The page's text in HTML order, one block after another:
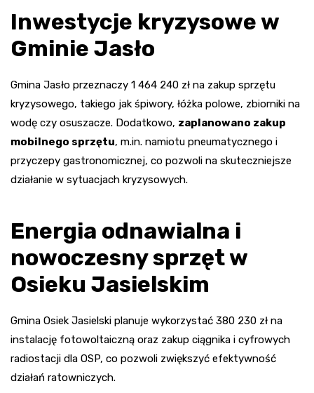
Inwestycje kryzysowe w
Gminie Jasło
Gmina Jasło przeznaczy 1 464 240 zł na zakup sprzętu
kryzysowego, takiego jak śpiwory, łóżka polowe, zbiorniki na
wodę czy osuszacze. Dodatkowo, zaplanowano zakup
mobilnego sprzętu, m.in. namiotu pneumatycznego i
przyczepy gastronomicznej, co pozwoli na skuteczniejsze
działanie w sytuacjach kryzysowych.
Energia odnawialna i
nowoczesny sprzęt w
Osieku Jasielskim
Gmina Osiek Jasielski planuje wykorzystać 380 230 zł na
instalację fotowoltaiczną oraz zakup ciągnika i cyfrowych
radiostacji dla OSP, co pozwoli zwiększyć efektywność
działań ratowniczych.